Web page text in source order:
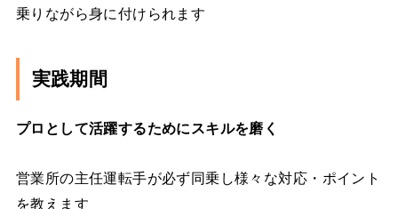
乗りながら身に付けられます
実践期間
プロとして活躍するためにスキルを磨く
営業所の主任運転手が必ず同乗し様々な対応・ポイント
を教えます